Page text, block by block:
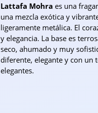
Lattafa Mohra es una
una mezcla exótica y
ligeramente metálica. El
y elegancia. La base es
seco, ahumado y muy
diferente, elegante y con un
elegantes.